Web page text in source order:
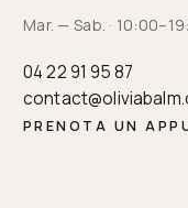
Mar. — Sab. ·
04 22 91 95 87
PRENOTA UN